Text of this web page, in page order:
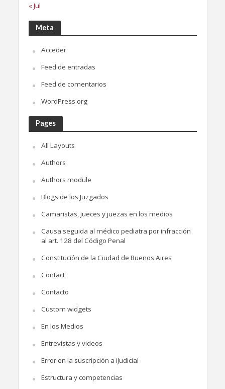
« Jul
Meta
Acceder
Feed de entradas
Feed de comentarios
WordPress.org
Pages
All Layouts
Authors
Authors module
Blogs de los Juzgados
Camaristas, jueces y juezas en los medios
Causa seguida al médico pediatra por infracción
al art. 128 del Código Penal
Constitución de la Ciudad de Buenos Aires
Contact
Contacto
Custom widgets
En los Medios
Entrevistas y videos
Error en la suscripción a iJudicial
Estructura y competencias